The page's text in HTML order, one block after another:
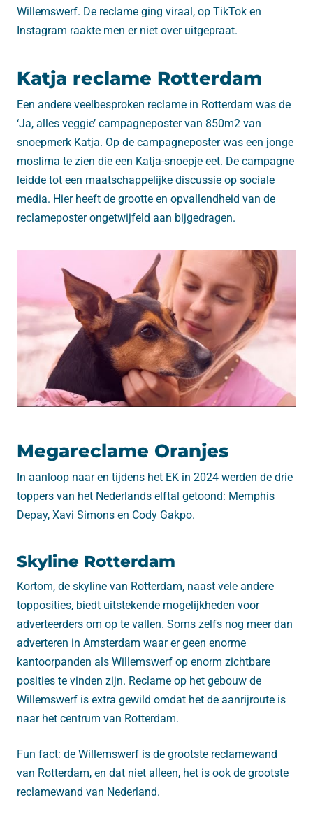
Willemswerf. De reclame ging viraal, op TikTok en
Instagram raakte men er niet over uitgepraat.
Katja reclame Rotterdam
Een andere veelbesproken reclame in Rotterdam was de
‘Ja, alles veggie’ campagneposter van 850m2 van
snoepmerk Katja. Op de campagneposter was een jonge
moslima te zien die een Katja-snoepje eet. De campagne
leidde tot een maatschappelijke discussie op sociale
media. Hier heeft de grootte en opvallendheid van de
reclameposter ongetwijfeld aan bijgedragen.
Megareclame Oranjes
In aanloop naar en tijdens het EK in 2024 werden de drie
toppers van het Nederlands elftal getoond: Memphis
Depay, Xavi Simons en Cody Gakpo.
Skyline Rotterdam
Kortom, de skyline van Rotterdam, naast vele andere
topposities, biedt uitstekende mogelijkheden voor
adverteerders om op te vallen. Soms zelfs nog meer dan
adverteren in Amsterdam waar er geen enorme
kantoorpanden als Willemswerf op enorm zichtbare
posities te vinden zijn. Reclame op het gebouw de
Willemswerf is extra gewild omdat het de aanrijroute is
naar het centrum van Rotterdam.
Fun fact: de Willemswerf is de grootste reclamewand
van Rotterdam, en dat niet alleen, het is ook de grootste
reclamewand van Nederland.